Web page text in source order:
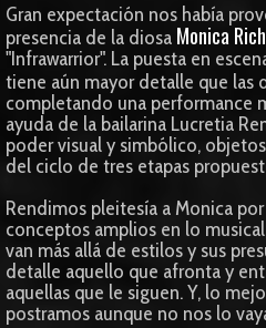
Gran expectación nos había
presencia de la diosa Monica
"Infrawarrior". La puesta en
tiene aún mayor detalle que las
completando una performance
ayuda de la bailarina Lucretia
poder visual y simbólico,
del ciclo de tres etapas
Rendimos pleitesía a Monica
conceptos amplios en lo
van más allá de estilos y sus
detalle aquello que afronta y
aquellas que le siguen. Y, lo
postramos aunque no nos lo